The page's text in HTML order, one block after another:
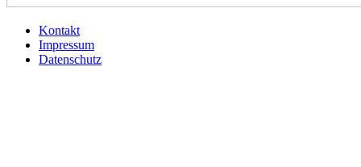
Kontakt
Impressum
Datenschutz